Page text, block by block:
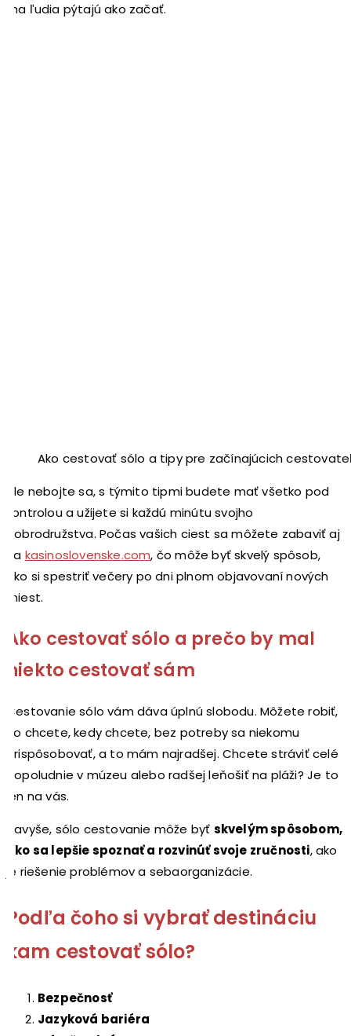
ma ľudia pýtajú ako začať.
Ako cestovať sólo a tipy pre začínajúcich
Ale nebojte sa, s týmito tipmi budete mať všetko pod
kontrolou a užijete si každú minútu svojho
dobrodružstva. Počas vašich ciest sa môžete zabaviť aj
na kasinoslovenske.com, čo môže byť skvelý spôsob,
ako si spestriť večery po dni plnom objavovaní nových
miest.
Ako cestovať sólo a prečo by mal
niekto cestovať sám
Cestovanie sólo vám dáva úplnú slobodu. Môžete robiť,
čo chcete, kedy chcete, bez potreby sa niekomu
prispôsobovať, a to mám najradšej. Chcete stráviť celé
popoludnie v múzeu alebo radšej leňošiť na pláži? Je to
len na vás.
Navyše, sólo cestovanie môže byť skvelým spôsobom,
ako sa lepšie spoznať a rozvinúť svoje zručnosti, ako
je riešenie problémov a sebaorganizácie.
Podľa čoho si vybrať destináciu
kam cestovať sólo?
Bezpečnosť
Jazyková bariéra